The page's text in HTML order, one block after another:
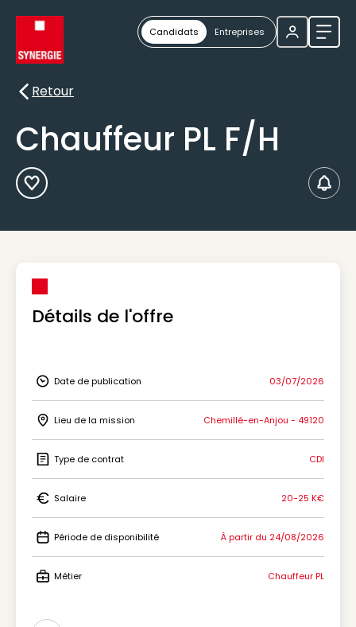
Candidats Entreprises
Retour
Retour
Chauffeur PL F/H
Ajouter aux Favoris
Détails de l'offre
Icon Date de publication
Date de publication 03/07/2026
Icon Lieu de la mission
Lieu de la mission Chemillé-en-Anjou - 49120
Icon Type de contrat
Type de contrat CDI
Icon Salaire
Salaire 20-25 K€
Icon Période de disponibilité
Période de disponibilité À partir du 24/08/2026
Métier Chauffeur PL